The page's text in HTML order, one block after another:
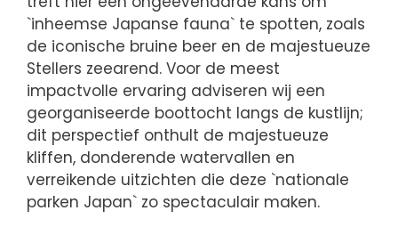
`inheemse Japanse fauna` te spotten, zoals
de iconische bruine beer en de majestueuze
Stellers zeearend. Voor de meest
impactvolle ervaring adviseren wij een
georganiseerde boottocht langs de kustlijn;
dit perspectief onthult de majestueuze
kliffen, donderende watervallen en
verreikende uitzichten die deze `nationale
parken Japan` zo spectaculair maken.